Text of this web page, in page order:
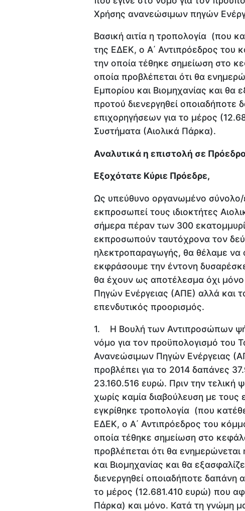
Χρήσης ανανεώσιμων πηγών
Βασική αιτία η τροπολογία (που
της ΕΔΕΚ, ο Α΄ Αντιπρόεδρος του
την οποία τέθηκε σημείωση στο
οποία προβλέπεται ότι θα
Εμπορίου και Βιομηχανίας και θα
προτού διενεργηθεί
επιχορηγήσεων για το μέρος
Συστήματα (Αιολικά Πάρκα).
Αναλυτικά η επιστολή σε
Εξοχότατε Κύριε Πρόεδρε,
Ως υπεύθυνο οργανωμένο σύνολο/
εκπροσωπεί τους ιδιοκτήτες
σήμερα πέραν των 300
εκπροσωπούν ταυτόχρονα τον
ηλεκτροπαραγωγής, θα θέλαμε
εκφράσουμε την έντονη
θα έχουν ως αποτέλεσμα όχι
Πηγών Ενέργειας (ΑΠΕ) αλλά και
επενδυτικός προορισμός.
1. Η Βουλή των Αντιπροσώπων
νόμο για τον προϋπολογισμό του
Ανανεώσιμων Πηγών Ενέργειας
προβλέπει για το 2014 δαπάνες
23.160.516 ευρώ. Πριν την τελική
χωρίς καμία διαβούλευση με
εγκρίθηκε τροπολογία (που
ΕΔΕΚ, ο Α΄ Αντιπρόεδρος του
οποία τέθηκε σημείωση στο
προβλέπεται ότι θα
και Βιομηχανίας και θα
διενεργηθεί οποιαδήποτε
το μέρος (12.681.410 ευρώ) που
Πάρκα) και μόνο. Κατά τη γνώμη